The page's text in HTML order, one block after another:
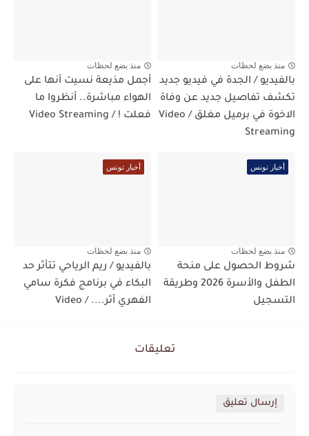
منذ بضع لحظات
بالفيديو / الجدة في فيديو جديد
تكشف تفاصيل جديد عن وفاة
الاخوة في برميل مغلق / Video
Streaming
منذ بضع لحظات
أجمل مذيعة نسيت أنها على
الهواء مباشرة.. أنظروا ما
فعلت ! / Video Streaming
أخبار تونس
منذ بضع لحظات
شروط الحصول على منحة
الطفل والأسرة 2026 وطريقة
التسجيل
أخبار تونس
منذ بضع لحظات
بالفيديو / ريم الرياحي تتأثر حد
البكاء في برنامج فكرة سامي
الفهري أثر.... / Video
تعليقات
إرسال تعليق